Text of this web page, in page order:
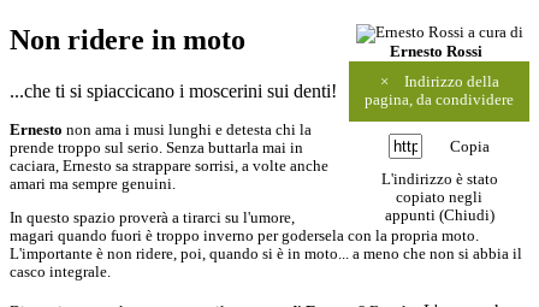
a cura di
Ernesto Rossi
×
Indirizzo della
pagina, da condividere
Copia
L'indirizzo è stato
copiato negli
appunti (Chiudi)
Non ridere in moto
...che ti si spiaccicano i moscerini sui denti!
Ernesto non ama i musi lunghi e detesta chi la
prende troppo sul serio. Senza buttarla mai in
caciara, Ernesto sa strappare sorrisi, a volte anche
amari ma sempre genuini.
In questo spazio proverà a tirarci su l'umore,
magari quando fuori è troppo inverno per godersela con la propria moto.
L'importante è non ridere, poi, quando si è in moto... a meno che non si abbia il
casco integrale.